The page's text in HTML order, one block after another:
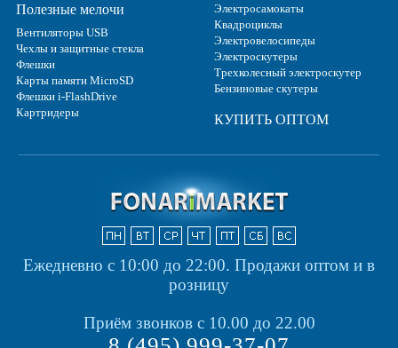
Полезные мелочи
Вентиляторы USB
Чехлы и защитные стекла
Флешки
Карты памяти MicroSD
Флешки i-FlashDrive
Картридеры
Электросамокаты
Квадроциклы
Электровелосипеды
Электроскутеры
Трехколесный электроскутер
Бензиновые скутеры
КУПИТЬ ОПТОМ
Ежедневно с 10:00 до 22:00. Продажи оптом и в
розницу
Приём звонков с 10.00 до 22.00